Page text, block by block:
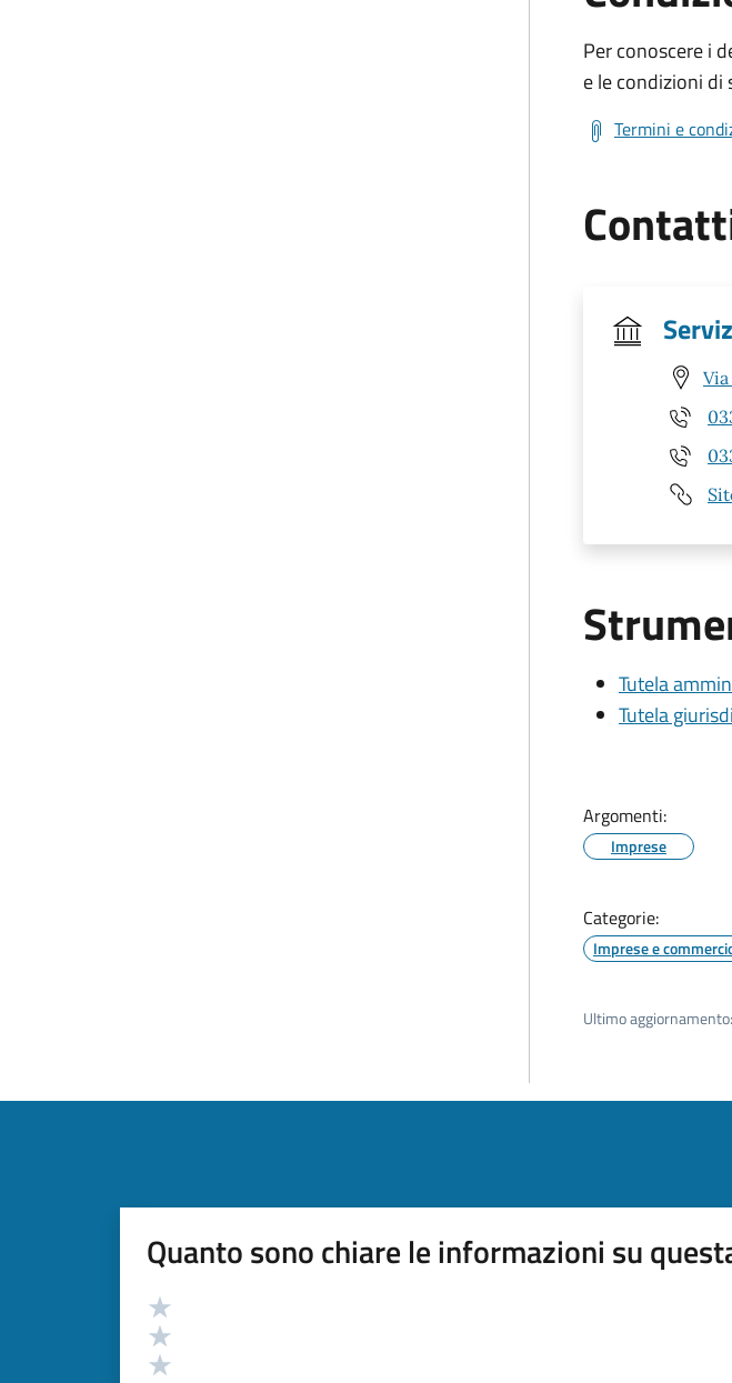
Per conoscere i
e le condizioni di
Termini e
Tutela
Tutela
Argomenti:
Imprese
Categorie:
Imprese e
Ultimo aggiornamento:
Quanto sono chiare le informazioni su
Valutazione